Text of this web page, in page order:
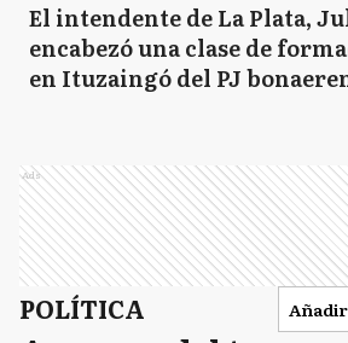
El intendente de La Plata,
encabezó una clase de
en Ituzaingó del PJ
Ads
POLÍTICA